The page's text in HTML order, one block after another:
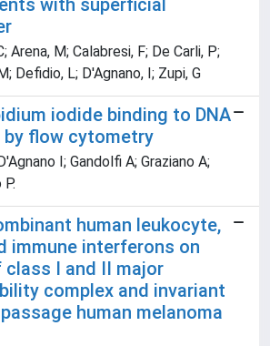
with superficial
Arena, M; Calabresi, F; De Carli, P;
Defidio, L; D'Agnano, I; Zupi, G
iodide binding to DNA
flow cytometry
I; Gandolfi A; Graziano A;
human leukocyte,
immune interferons on
I and II major
complex and invariant
human melanoma